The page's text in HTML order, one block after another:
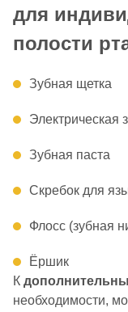
для
полости
Зубная щетка
Электрическая
Зубная паста
Скребок для
Флосс (зубная
Ёршик
К
необходимости,